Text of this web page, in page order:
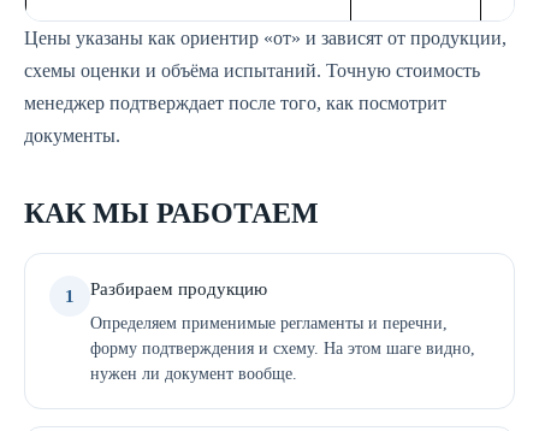
Цены указаны как ориентир «от» и зависят от продукции,
схемы оценки и объёма испытаний. Точную стоимость
менеджер подтверждает после того, как посмотрит
документы.
КАК МЫ РАБОТАЕМ
1 Разбираем продукцию
Определяем применимые регламенты и перечни,
форму подтверждения и схему. На этом шаге видно,
нужен ли документ вообще.